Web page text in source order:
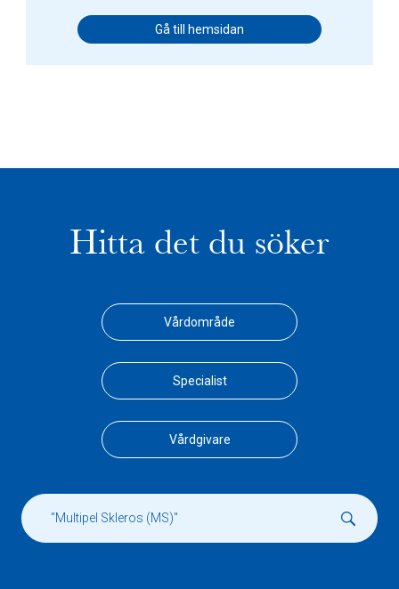
Gå till hemsidan
Hitta det du söker
Vårdområde
Specialist
Vårdgivare